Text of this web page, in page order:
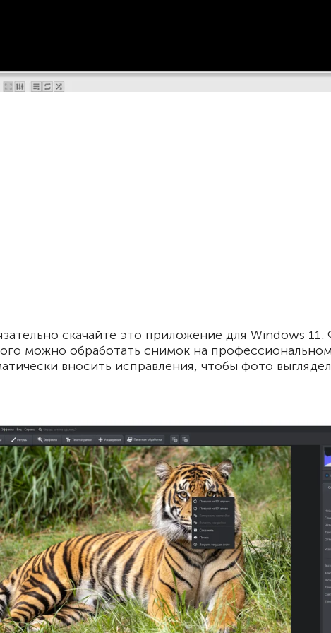
скачайте это приложение для Windows
можно обработать снимок на
вносить исправления, чтобы фото